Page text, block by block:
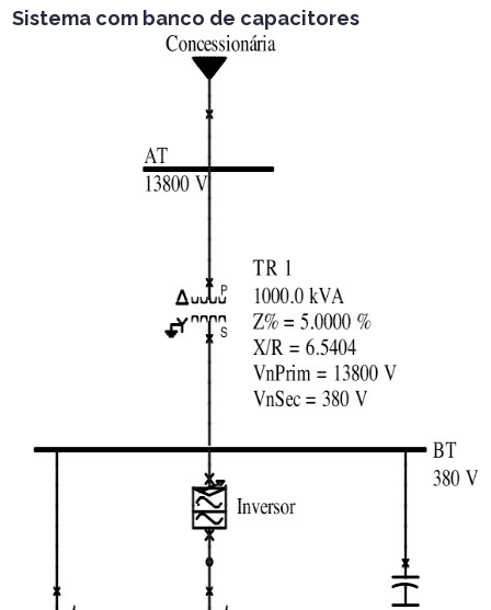
Sistema com banco de capacitores